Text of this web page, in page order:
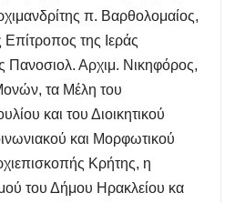
π. Βαρθολομαίος,
Επίτροπος της Ιεράς
Πανοσιολ. Αρχιμ. Νικηφόρος,
τα Μέλη του
και του Διοικητικού
και Μορφωτικού
Κρήτης, η
του Δήμου Ηρακλείου κα